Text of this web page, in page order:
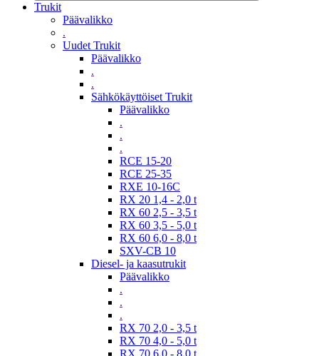
Trukit
Päävalikko
.
Uudet Trukit
Päävalikko
.
.
Sähkökäyttöiset Trukit
Päävalikko
.
.
.
RCE 15-20
RCE 25-35
RXE 10-16C
RX 20 1,4 - 2,0 t
RX 60 2,5 - 3,5 t
RX 60 3,5 - 5,0 t
RX 60 6,0 - 8,0 t
SXV-CB 10
Diesel- ja kaasutrukit
Päävalikko
.
.
.
RX 70 2,0 - 3,5 t
RX 70 4,0 - 5,0 t
RX 70 6,0 - 8,0 t